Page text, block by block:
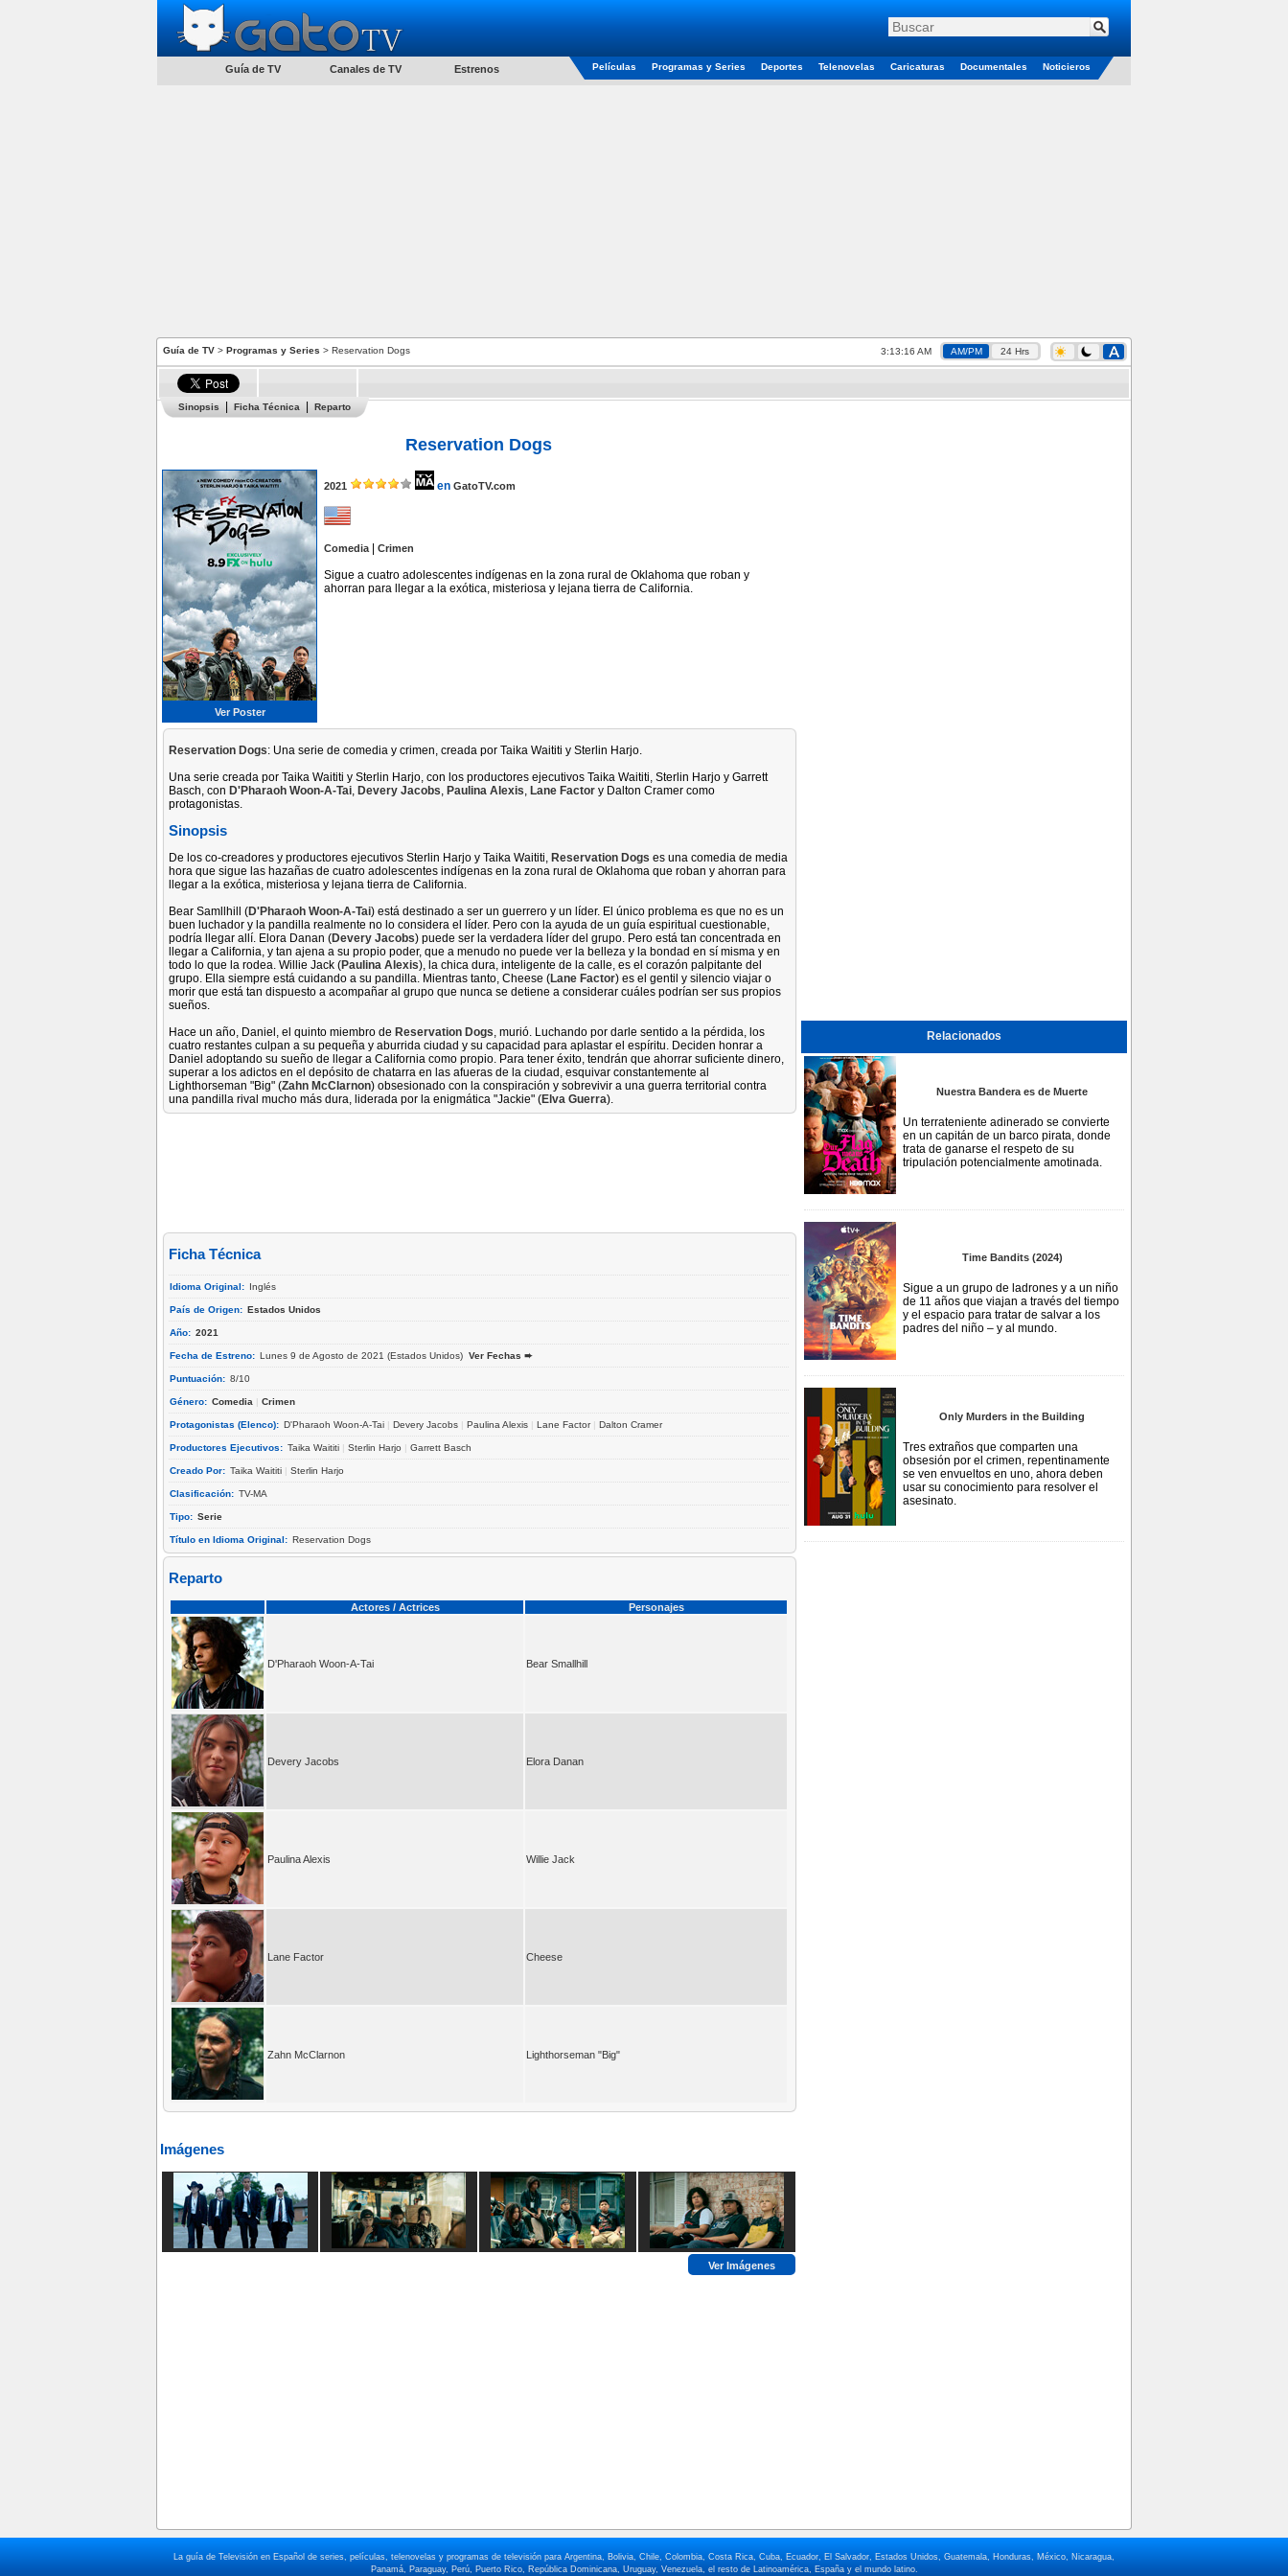
Guía de TV Canales de TV Estrenos Películas Programas y Series Deportes Telenovelas Caricaturas Documentales Noticieros
Guía de TV > Programas y Series > Reservation Dogs 3:13:17 AM AM/PM 24 Hrs
Sinopsis Ficha Técnica Reparto
Reservation Dogs
Ver Poster
2021 en GatoTV.com
Comedia| Crimen
Sigue a cuatro adolescentes indígenas en la zona rural de Oklahoma que roban y
ahorran para llegar a la exótica, misteriosa y lejana tierra de California.
Reservation Dogs: Una serie de comedia y crimen, creada por Taika Waititi y Sterlin Harjo.
Una serie creada por Taika Waititi y Sterlin Harjo, con los productores ejecutivos Taika Waititi, Sterlin Harjo y Garrett
Basch, con D'Pharaoh Woon-A-Tai, Devery Jacobs, Paulina Alexis, Lane Factor y Dalton Cramer como
protagonistas.
Sinopsis
De los co-creadores y productores ejecutivos Sterlin Harjo y Taika Waititi, Reservation Dogs es una comedia de media
hora que sigue las hazañas de cuatro adolescentes indígenas en la zona rural de Oklahoma que roban y ahorran para
llegar a la exótica, misteriosa y lejana tierra de California.
Bear Samllhill (D'Pharaoh Woon-A-Tai) está destinado a ser un guerrero y un líder. El único problema es que no es un
buen luchador y la pandilla realmente no lo considera el líder. Pero con la ayuda de un guía espiritual cuestionable,
podría llegar allí. Elora Danan (Devery Jacobs) puede ser la verdadera líder del grupo. Pero está tan concentrada en
llegar a California, y tan ajena a su propio poder, que a menudo no puede ver la belleza y la bondad en sí misma y en
todo lo que la rodea. Willie Jack (Paulina Alexis), la chica dura, inteligente de la calle, es el corazón palpitante del
grupo. Ella siempre está cuidando a su pandilla. Mientras tanto, Cheese (Lane Factor) es el gentil y silencio viajar o
morir que está tan dispuesto a acompañar al grupo que nunca se detiene a considerar cuáles podrían ser sus propios
sueños.
Hace un año, Daniel, el quinto miembro de Reservation Dogs, murió. Luchando por darle sentido a la pérdida, los
cuatro restantes culpan a su pequeña y aburrida ciudad y su capacidad para aplastar el espíritu. Deciden honrar a
Daniel adoptando su sueño de llegar a California como propio. Para tener éxito, tendrán que ahorrar suficiente dinero,
superar a los adictos en el depósito de chatarra en las afueras de la ciudad, esquivar constantemente al
Lighthorseman "Big" (Zahn McClarnon) obsesionado con la conspiración y sobrevivir a una guerra territorial contra
una pandilla rival mucho más dura, liderada por la enigmática "Jackie" (Elva Guerra).
Ficha Técnica
Idioma Original: Inglés
País de Origen: Estados Unidos
Año: 2021
Fecha de Estreno: Lunes 9 de Agosto de 2021 (Estados Unidos) Ver Fechas ➨
Puntuación: 8/10
Género: Comedia | Crimen
Protagonistas (Elenco): D'Pharaoh Woon-A-Tai | Devery Jacobs | Paulina Alexis | Lane Factor| Dalton Cramer
Productores Ejecutivos: Taika Waititi | Sterlin Harjo | Garrett Basch
Creado Por: Taika Waititi | Sterlin Harjo
Clasificación: TV-MA
Tipo: Serie
Título en Idioma Original: Reservation Dogs
Reparto
Actores / Actrices Personajes
D'Pharaoh Woon-A-Tai Bear Smallhill
Devery Jacobs Elora Danan
Paulina Alexis Willie Jack
Lane Factor Cheese
Zahn McClarnon Lighthorseman "Big"
Imágenes
Ver Imágenes
Relacionados
Nuestra Bandera es de Muerte
Un terrateniente adinerado se convierte
en un capitán de un barco pirata, donde
trata de ganarse el respeto de su
tripulación potencialmente amotinada.
Time Bandits (2024)
Sigue a un grupo de ladrones y a un niño
de 11 años que viajan a través del tiempo
y el espacio para tratar de salvar a los
padres del niño – y al mundo.
Only Murders in the Building
Tres extraños que comparten una
obsesión por el crimen, repentinamente
se ven envueltos en uno, ahora deben
usar su conocimiento para resolver el
asesinato.
La guía de Televisión en Español de series, películas, telenovelas y programas de televisión para Argentina, Bolivia, Chile, Colombia, Costa Rica, Cuba, Ecuador, El Salvador, Estados Unidos, Guatemala, Honduras, México, Nicaragua,
Panamá, Paraguay, Perú, Puerto Rico, República Dominicana, Uruguay, Venezuela, el resto de Latinoamérica, España y el mundo latino.